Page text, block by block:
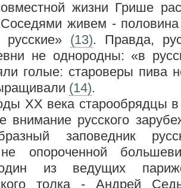
жизни Грише
живем -
(13). Правда,
не однородны: «в
голые: староверы пива
(14).
XX века старообрядцы
внимание русского
заповедник
опороченной
из ведущих
толка - Андрей